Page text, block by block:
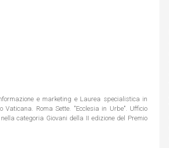
e marketing e Laurea specialistica in
Roma Sette. "Ecclesia in Urbe". Ufficio
categoria Giovani della II edizione del Premio